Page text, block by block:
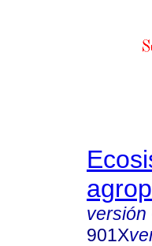
versión
901X